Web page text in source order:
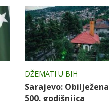
DŽEMATI U BIH
Sarajevo: Obilježena
500. godišnjica